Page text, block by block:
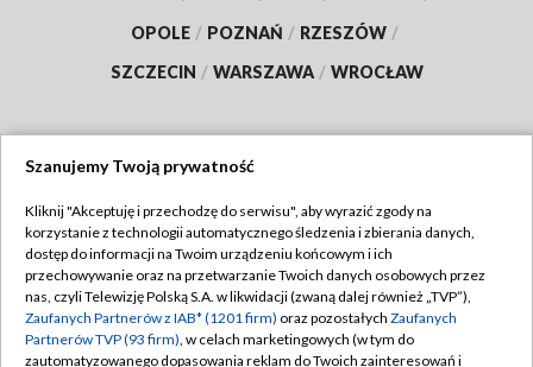
OPOLE / POZNAŃ / RZESZÓW /
SZCZECIN / WARSZAWA / WROCŁAW
TVP
Abonament TVP
Emisja w TVP
Centrum informacji TVP
Regulamin TVP
Polityka prywatności
Moje zgody
Szanujemy Twoją prywatność
Kliknij "Akceptuję i przechodzę do serwisu", aby wyrazić zgody na
korzystanie z technologii automatycznego śledzenia i zbierania danych,
dostęp do informacji na Twoim urządzeniu końcowym i ich
przechowywanie oraz na przetwarzanie Twoich danych osobowych przez
nas, czyli Telewizję Polską S.A. w likwidacji (zwaną dalej również „TVP”),
Zaufanych Partnerów z IAB* (1201 firm) oraz pozostałych Zaufanych
Partnerów TVP (93 firm), w celach marketingowych (w tym do
zautomatyzowanego dopasowania reklam do Twoich zainteresowań i